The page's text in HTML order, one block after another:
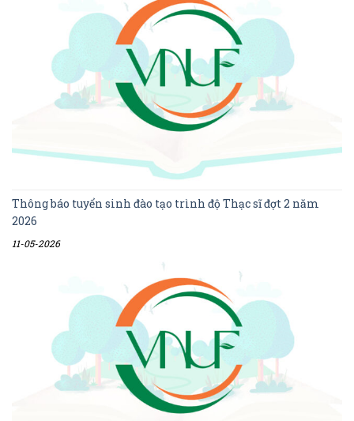
Thông báo tuyển sinh đào tạo trình độ Thạc sĩ đợt 2 năm
2026
11-05-2026